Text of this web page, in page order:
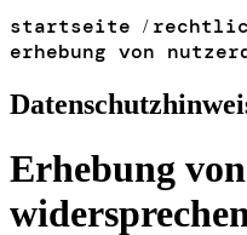
startseite /
erhebung von
Erhebung